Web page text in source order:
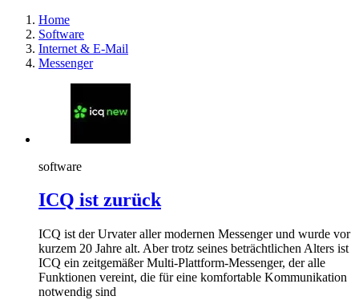
Home
Software
Internet & E-Mail
Messenger
software
ICQ ist zurück
ICQ ist der Urvater aller modernen Messenger und wurde vor
kurzem 20 Jahre alt. Aber trotz seines beträchtlichen Alters ist
ICQ ein zeitgemäßer Multi-Plattform-Messenger, der alle
Funktionen vereint, die für eine komfortable Kommunikation
notwendig sind